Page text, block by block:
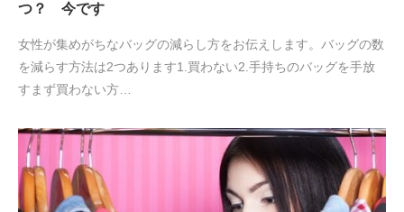
つ？ 今です
女性が集めがちなバッグの減らし方をお伝えします。バッグの数
を減らす方法は2つあります1.買わない2.手持ちのバッグを手放
すまず買わない方…